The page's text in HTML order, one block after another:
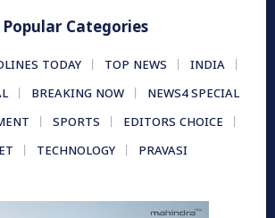
Popular Categories
TODAY TOP NEWS
INDIA
BREAKING NOW
NEWS4 SPECIAL
SPORTS
EDITORS CHOICE
TECHNOLOGY PRAVASI